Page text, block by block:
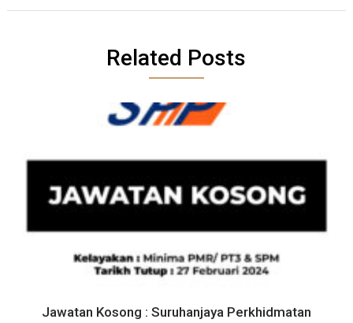
Related Posts
Jawatan Kosong : Suruhanjaya Perkhidmatan